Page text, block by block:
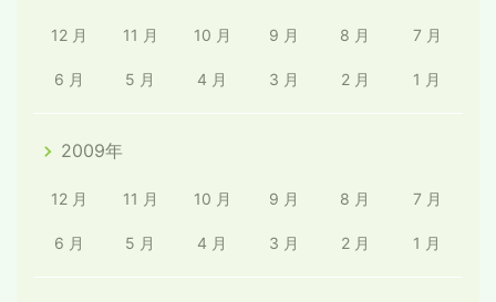
12 月 11 月 10 月 9 月 8 月 7 月
6 月 5 月 4 月 3 月 2 月 1 月
2009年
12 月 11 月 10 月 9 月 8 月 7 月
6 月 5 月 4 月 3 月 2 月 1 月